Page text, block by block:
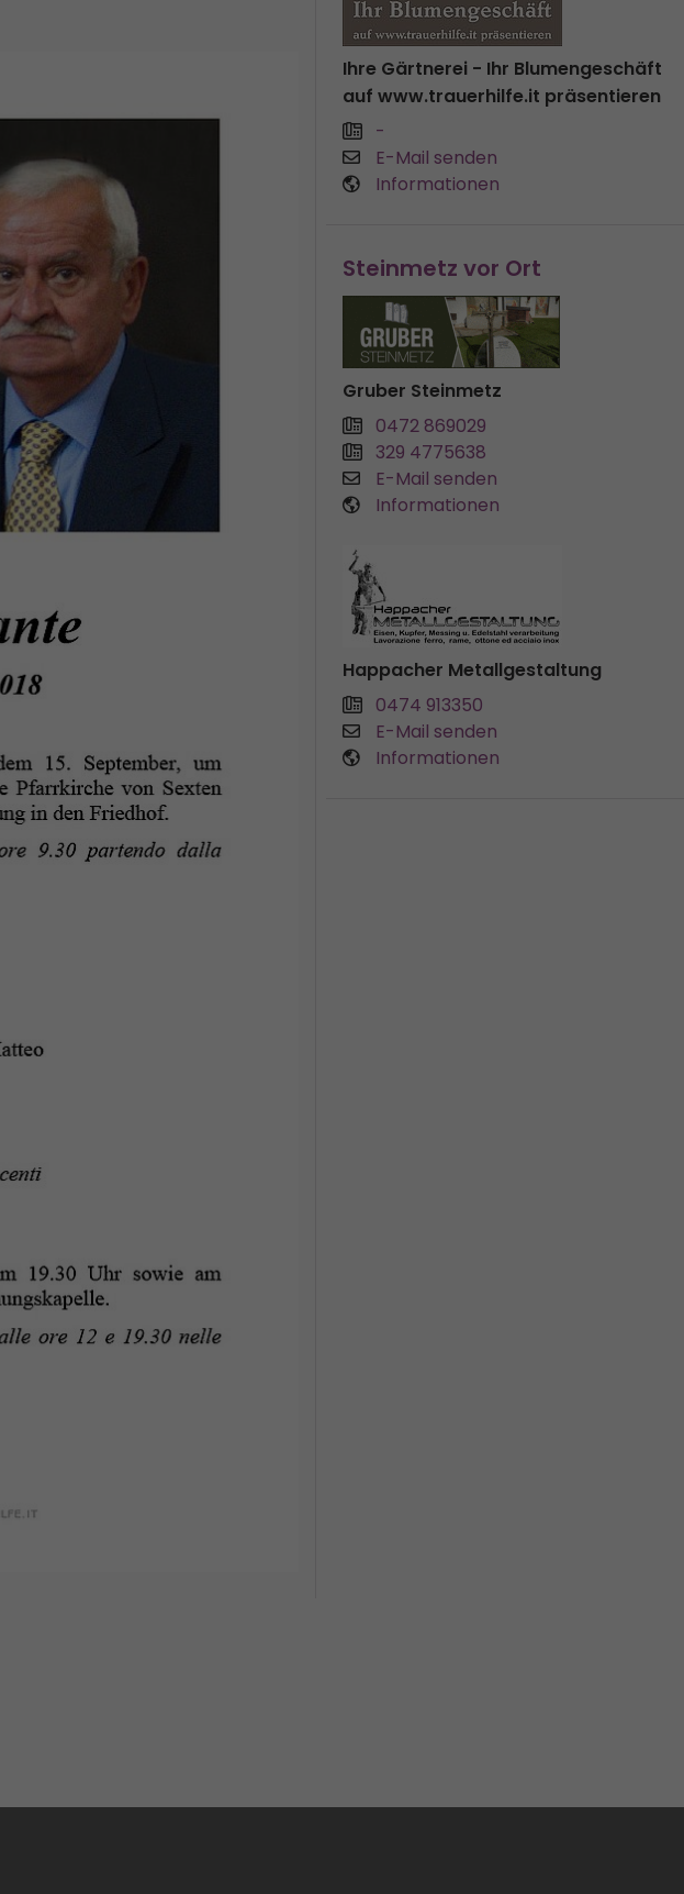
Ihre Gärtnerei - Ihr Blumengeschäft
auf www.trauerhilfe.it präsentieren
-
E-Mail senden
Informationen
Steinmetz vor Ort
Gruber Steinmetz
0472 869029
329 4775638
E-Mail senden
Informationen
Happacher Metallgestaltung
0474 913350
E-Mail senden
Informationen